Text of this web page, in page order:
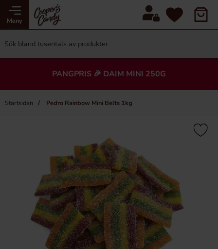
Meny
PANGPRIS 🎉 DAIM MINI 250G
Startsidan Pedro Rainbow Mini Belts 1kg